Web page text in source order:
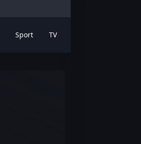
Sport TV